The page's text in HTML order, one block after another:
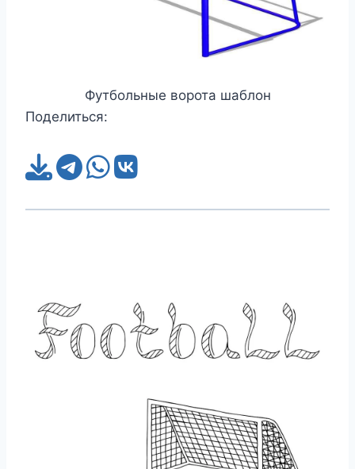
Футбольные ворота шаблон
Поделиться: